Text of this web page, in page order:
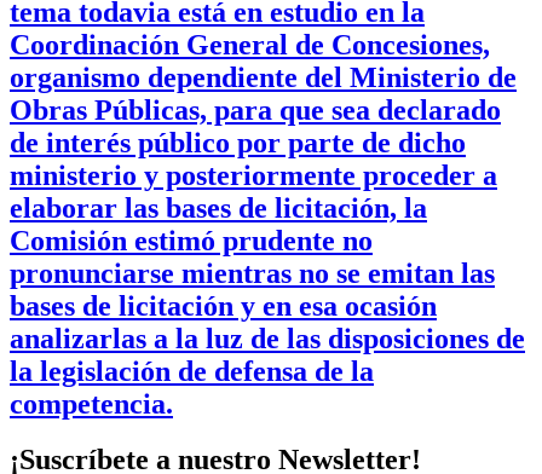
tema todavia está en estudio en la
Coordinación General de Concesiones,
organismo dependiente del Ministerio de
Obras Públicas, para que sea declarado
de interés público por parte de dicho
ministerio y posteriormente proceder a
elaborar las bases de licitación, la
Comisión estimó prudente no
pronunciarse mientras no se emitan las
bases de licitación y en esa ocasión
analizarlas a la luz de las disposiciones de
la legislación de defensa de la
competencia.
¡Suscríbete a nuestro Newsletter!